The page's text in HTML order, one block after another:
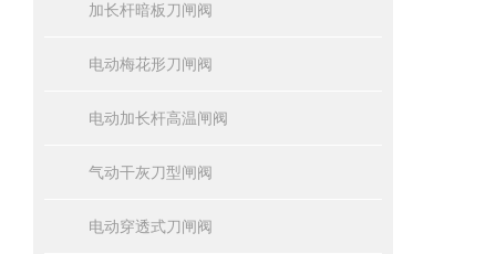
加长杆暗板刀闸阀
电动梅花形刀闸阀
电动加长杆高温闸阀
气动干灰刀型闸阀
电动穿透式刀闸阀